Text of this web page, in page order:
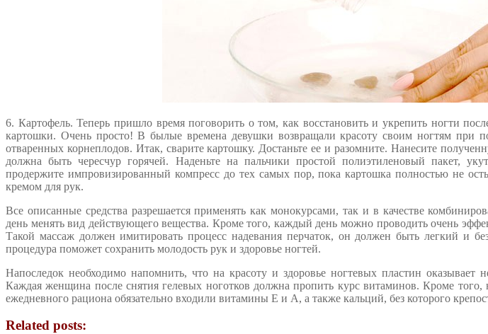
6. Картофель. Теперь пришло время поговорить о том, как восстановить и укрепить ногти
картошки. Очень просто! В былые времена девушки возвращали красоту своим ногтям при
отваренных корнеплодов. Итак, сварите картошку. Достаньте ее и разомните. Нанесите
должна быть чересчур горячей. Наденьте на пальчики простой полиэтиленовый пакет,
продержите импровизированный компресс до тех самых пор, пока картошка полностью не
кремом для рук.
Все описанные средства разрешается применять как монокурсами, так и в качестве
день менять вид действующего вещества. Кроме того, каждый день можно проводить очень
Такой массаж должен имитировать процесс надевания перчаток, он должен быть легкий и
процедура поможет сохранить молодость рук и здоровье ногтей.
Напоследок необходимо напомнить, что на красоту и здоровье ногтевых пластин оказывает
Каждая женщина после снятия гелевых ноготков должна пропить курс витаминов. Кроме того,
ежедневного рациона обязательно входили витамины Е и А, а также кальций, без которого
Related posts: